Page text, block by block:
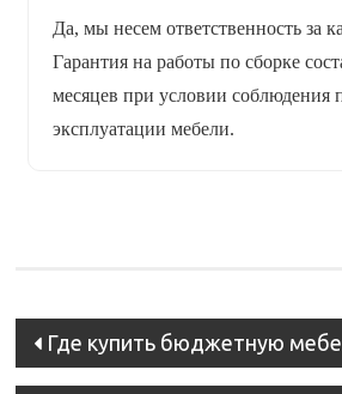
Да, мы несем ответственность за
Гарантия на работы по сборке
месяцев при условии соблюдения
эксплуатации мебели.
Post
navigation
Где купить бюджетную